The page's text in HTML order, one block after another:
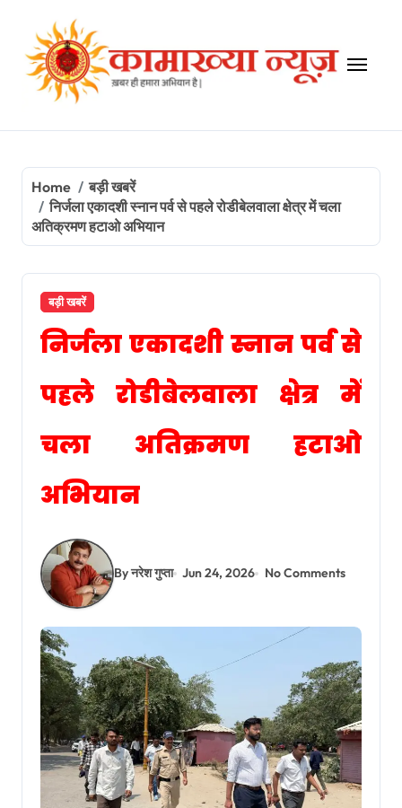
content
Home
बड़ी खबरें
निर्जला एकादशी स्नान पर्व से पहले रोडीबेलवाला क्षेत्र में चला
अतिक्रमण हटाओ अभियान
बड़ी खबरें
निर्जला एकादशी स्नान पर्व से
पहले रोडीबेलवाला क्षेत्र में
चला अतिक्रमण हटाओ
अभियान
By नरेश गुप्ता Jun 24, 2026 No Comments